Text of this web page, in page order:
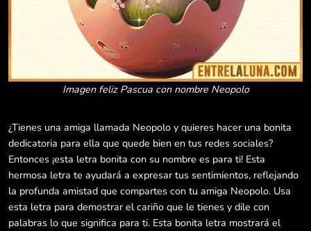
Imagen feliz Pascua con nombre Neopolo
¿Tienes una amiga llamada Neopolo y quieres hacer una bonita
dedicatoria para ella que quede bien en tus redes sociales?
Entonces ¡esta letra bonita con su nombre es para ti! Esta
hermosa letra te ayudará a expresar tus sentimientos, reflejando
la profunda amistad que compartes con tu amiga Neopolo. Usa
esta letra para demostrar el cariño que le tienes y dile con
palabras lo que significa para ti. Esta bonita letra mostrará el